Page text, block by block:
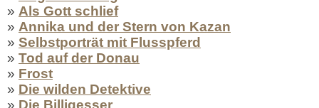
» Als Gott schlief
» Annika und der Stern von Kazan
» Selbstporträt mit Flusspferd
» Tod auf der Donau
» Frost
» Die wilden Detektive
» Die Billigesser